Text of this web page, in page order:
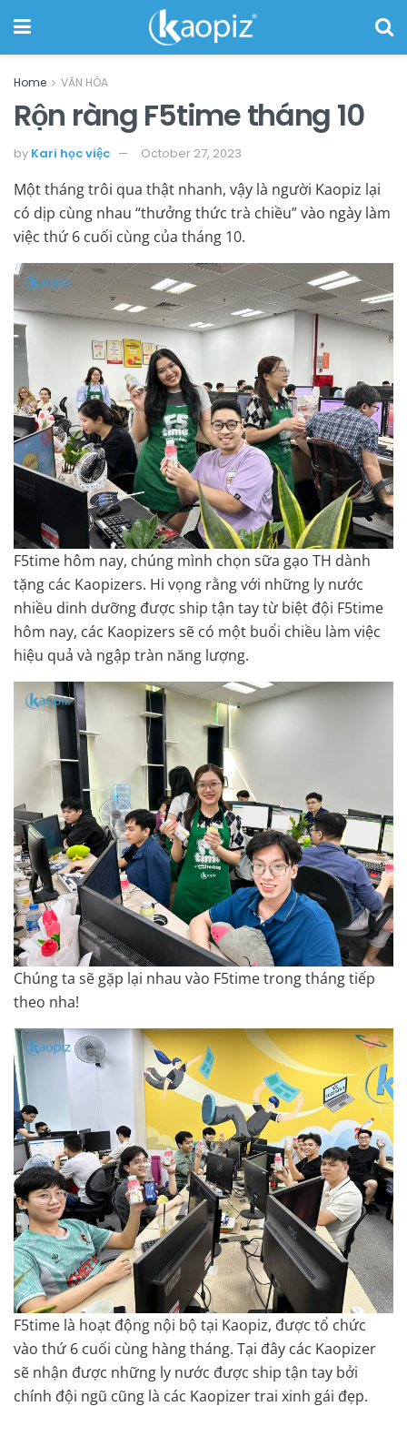
Home VĂN HÓA
Rộn ràng F5time tháng 10
by Kari học việc October 27, 2023
Một tháng trôi qua thật nhanh, vậy là người Kaopiz lại
có dịp cùng nhau “thưởng thức trà chiều” vào ngày làm
việc thứ 6 cuối cùng của tháng 10.
F5time hôm nay, chúng mình chọn sữa gạo TH dành
tặng các Kaopizers. Hi vọng rằng với những ly nước
nhiều dinh dưỡng được ship tận tay từ biệt đội F5time
hôm nay, các Kaopizers sẽ có một buổi chiều làm việc
hiệu quả và ngập tràn năng lượng.
Chúng ta sẽ gặp lại nhau vào F5time trong tháng tiếp
theo nha!
F5time là hoạt động nội bộ tại Kaopiz, được tổ chức
vào thứ 6 cuối cùng hàng tháng. Tại đây các Kaopizer
sẽ nhận được những ly nước được ship tận tay bởi
chính đội ngũ cũng là các Kaopizer trai xinh gái đẹp.